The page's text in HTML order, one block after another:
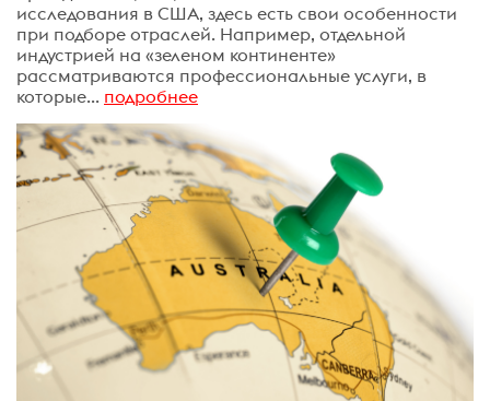
исследования в США, здесь есть свои особенности
при подборе отраслей. Например, отдельной
индустрией на «зеленом континенте»
рассматриваются профессиональные услуги, в
которые... подробнее